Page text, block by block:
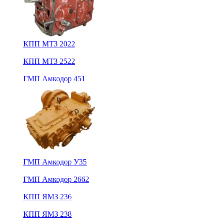
КПП МТЗ 2022
КПП МТЗ 2522
ГМП Амкодор 451
ГМП Амкодор У35
ГМП Амкодор 2662
КПП ЯМЗ 236
КПП ЯМЗ 238